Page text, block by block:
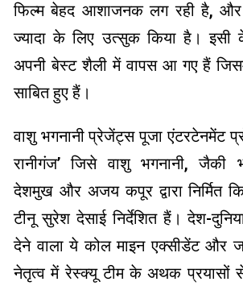
फिल्म बेहद आशाजनक लग रही है,
ज्यादा के लिए उत्सुक किया है।
अपनी बेस्ट शैली में वापस आ गए हैं
साबित हुए हैं।
वाशु भगनानी प्रेजेंट्स पूजा एंटरटेनमेंट
रानीगंज’ जिसे वाशु भगनानी, जैकी
देशमुख और अजय कपूर द्वारा निर्मित
टीनू सुरेश देसाई निर्देशित हैं। देश-
देने वाला ये कोल माइन एक्सीडेंट और
नेतृत्व में रेस्क्यू टीम के अथक प्रयासों